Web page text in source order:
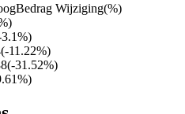
Bedrag Wijziging(%)
%)
(-11.22%)
(-31.52%)
%)